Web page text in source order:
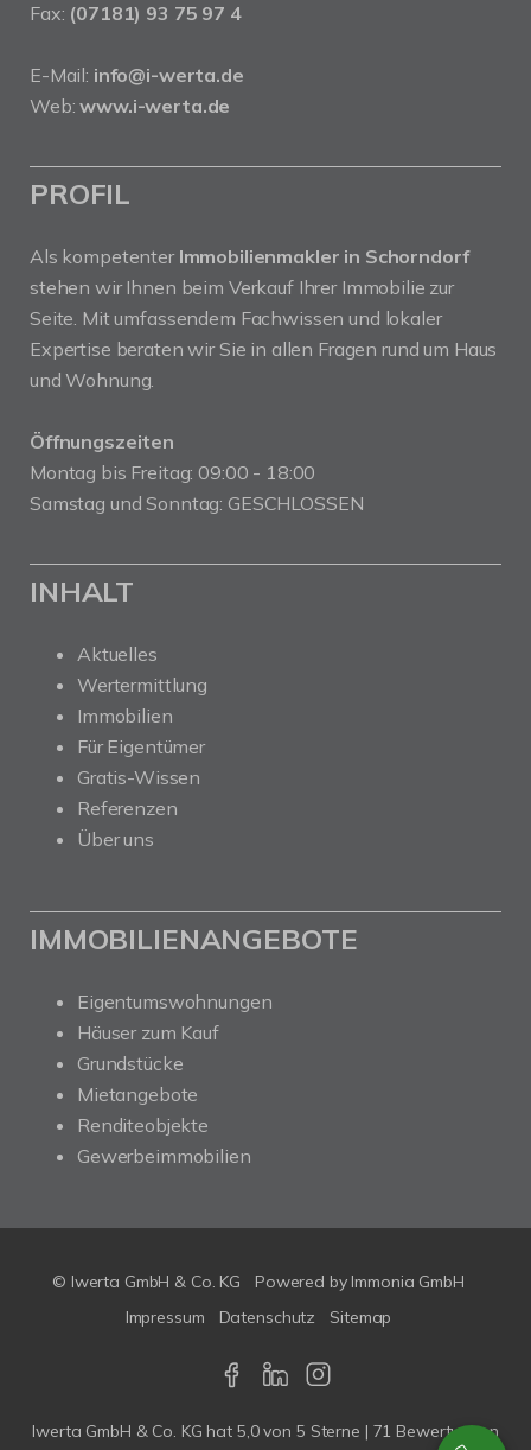
Fax: (07181) 93 75 97 4
E-Mail: info@i-werta.de
Web:www.i-werta.de
PROFIL
Als kompetenter Immobilienmakler in Schorndorf
stehen wir Ihnen beim Verkauf Ihrer Immobilie zur
Seite. Mit umfassendem Fachwissen und lokaler
Expertise beraten wir Sie in allen Fragen rund um Haus
und Wohnung.
Öffnungszeiten
Montag bis Freitag: 09:00 - 18:00
Samstag und Sonntag: GESCHLOSSEN
INHALT
Aktuelles
Wertermittlung
Immobilien
Für Eigentümer
Gratis-Wissen
Referenzen
Über uns
IMMOBILIENANGEBOTE
Eigentumswohnungen
Häuser zum Kauf
Grundstücke
Mietangebote
Renditeobjekte
Gewerbeimmobilien
© Iwerta GmbH & Co. KG Powered by Immonia GmbH
Impressum
Datenschutz Sitemap
Iwerta GmbH & Co. KG hat 5,0von 5 Sterne | 71 Bewertungen